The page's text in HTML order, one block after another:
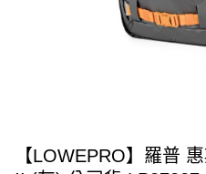
【LOWEPRO】羅普